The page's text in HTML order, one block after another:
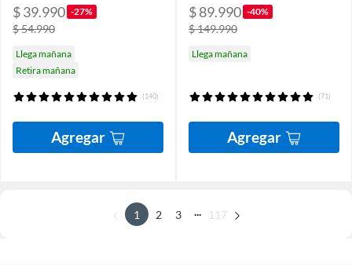
$ 39.990 -27%
$ 54.990
Llega mañana
Retira mañana
(140)
Agregar
$ 89.990 -40%
$ 149.990
Llega mañana
(71)
Agregar
1 2 3 117